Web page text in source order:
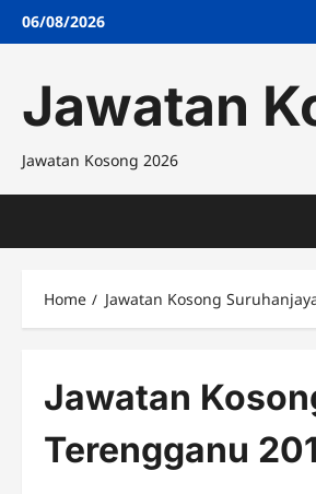
Skip06/08/2026
Jawatan
Jawatan Kosong 2026
Home Jawatan Kosong
Jawatan
Terengganu